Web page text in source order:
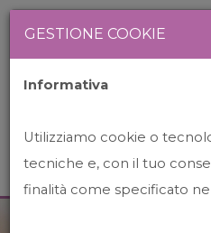
GESTIONE COOKIE
Informativa
Utilizziamo cookie o
tecniche e, con il tuo
finalità come specificato